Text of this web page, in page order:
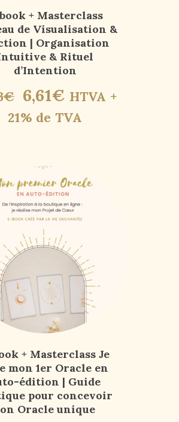
+ Masterclass
de Visualisation &
| Organisation
& Rituel
d’Intention
€ 6,61€ HTVA +
21% de TVA
+ Masterclass Je
mon 1er Oracle en
édition | Guide
pour concevoir
Oracle unique